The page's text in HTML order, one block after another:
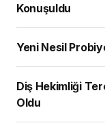
Konuşuldu
Yeni Nesil
Diş Hekimliği Tercih
Oldu